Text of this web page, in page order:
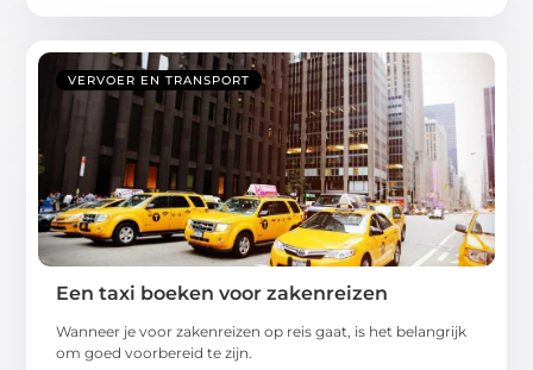
VERVOER EN TRANSPORT
Een taxi boeken voor zakenreizen
Wanneer je voor zakenreizen op reis gaat, is het belangrijk
om goed voorbereid te zijn.